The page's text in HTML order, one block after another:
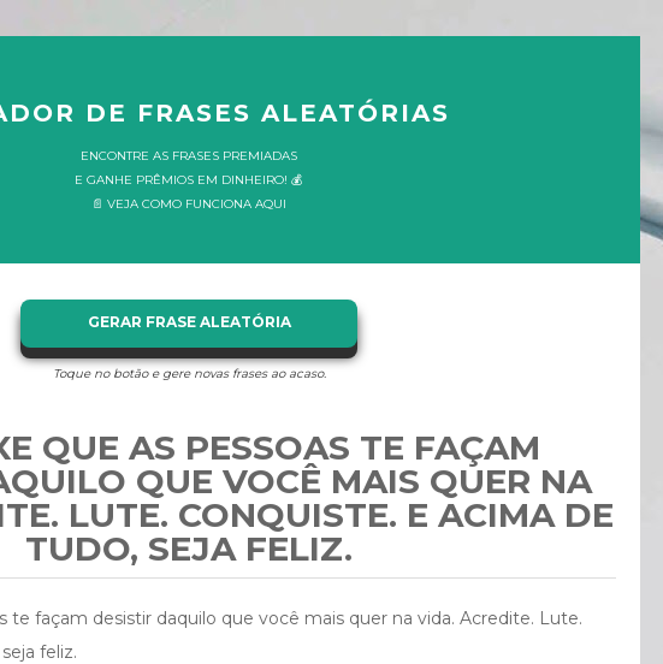
DE FRASES ALEATÓRIAS
ENCONTRE AS FRASES PREMIADAS
E GANHE PRÊMIOS EM DINHEIRO! 💰
📄 VEJA COMO FUNCIONA AQUI
GERAR FRASE ALEATÓRIA
Toque no botão e gere novas frases ao acaso.
QUE AS PESSOAS TE FAÇAM
QUE VOCÊ MAIS QUER NA
LUTE. CONQUISTE. E ACIMA DE
TUDO, SEJA FELIZ.
te façam desistir daquilo que você mais quer na vida. Acredite. Lute.
feliz.